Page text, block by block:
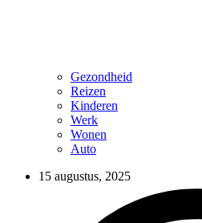
Gezondheid
Reizen
Kinderen
Werk
Wonen
Auto
15 augustus, 2025